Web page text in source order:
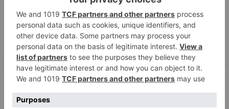
Schlagwörter: Corona, Internet, Meditieren,
Normalität, Quarantäne